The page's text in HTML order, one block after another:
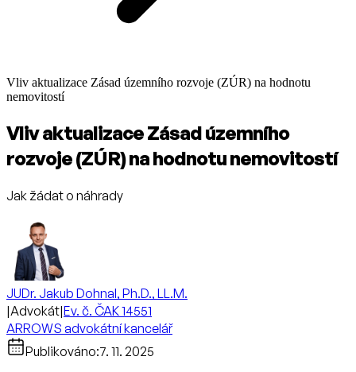
Vliv aktualizace Zásad územního rozvoje (ZÚR) na hodnotu
nemovitostí
Vliv aktualizace Zásad územního
rozvoje (ZÚR) na hodnotu nemovitostí
Jak žádat o náhrady
JUDr. Jakub Dohnal, Ph.D., LL.M.
|Advokát|Ev. č. ČAK 14551
ARROWS advokátní kancelář
Publikováno:7. 11. 2025